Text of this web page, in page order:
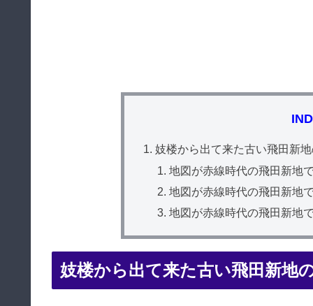
妓楼から出て来た古い飛田新
地図が赤線時代の飛田新
地図が赤線時代の飛田新
地図が赤線時代の飛田新
妓楼から出て来た古い飛田新地